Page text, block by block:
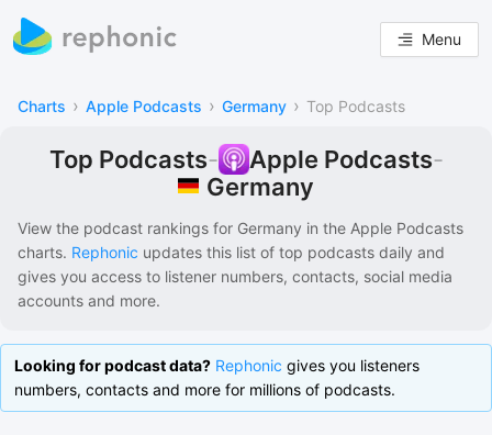
Menu
Charts › Apple Podcasts › Germany › Top Podcasts
Top Podcasts- Apple Podcasts-
Germany
View the podcast rankings for Germany in the Apple Podcasts
charts. Rephonic updates this list of top podcasts daily and
gives you access to listener numbers, contacts, social media
accounts and more.
Looking for podcast data? Rephonic gives you listeners
numbers, contacts and more for millions of podcasts.